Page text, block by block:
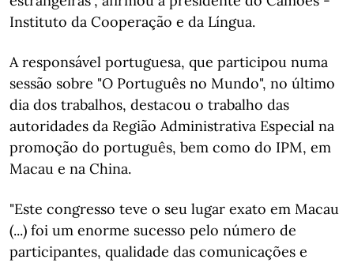
Instituto da Cooperação e da Língua.
A responsável portuguesa, que participou numa
sessão sobre "O Português no Mundo", no último
dia dos trabalhos, destacou o trabalho das
autoridades da Região Administrativa Especial na
promoção do português, bem como do IPM, em
Macau e na China.
"Este congresso teve o seu lugar exato em Macau
(...) foi um enorme sucesso pelo número de
participantes, qualidade das comunicações e